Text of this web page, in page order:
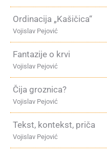
Ordinacija „Kašičica“
Vojislav Pejović
Fantazije o krvi
Vojislav Pejović
Čija groznica?
Vojislav Pejović
Tekst, kontekst, priča
Vojislav Pejović